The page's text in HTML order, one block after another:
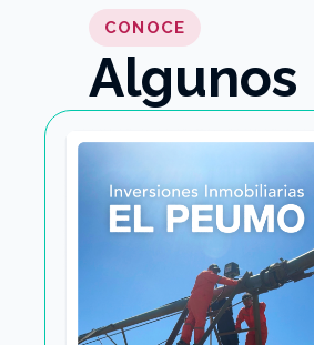
CONOCE
Algunos